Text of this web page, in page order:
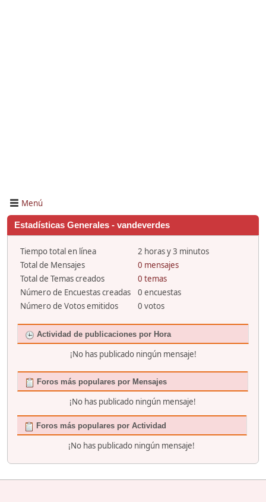
Menú
Estadísticas Generales - vandeverdes
Tiempo total en línea
2 horas y 3 minutos
Total de Mensajes
0 mensajes
Total de Temas creados
0 temas
Número de Encuestas creadas
0 encuestas
Número de Votos emitidos
0 votos
Actividad de publicaciones por Hora
¡No has publicado ningún mensaje!
Foros más populares por Mensajes
¡No has publicado ningún mensaje!
Foros más populares por Actividad
¡No has publicado ningún mensaje!